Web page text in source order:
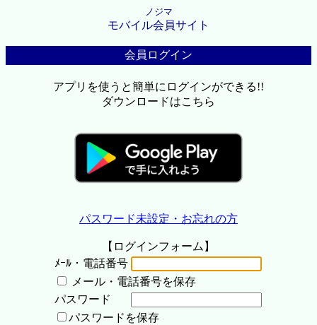
ノジマ
モバイル会員サイト
会員ログイン
アプリを使うと簡単にログインができる!!
ダウンロードはこちら
パスワード未設定・お忘れの方
【ログインフォーム】
ﾒｰﾙ・電話番号
メール・電話番号を保存
パスワード
パスワードを保存